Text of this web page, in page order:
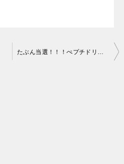
たぶん当選！！！ぺプチドリーム